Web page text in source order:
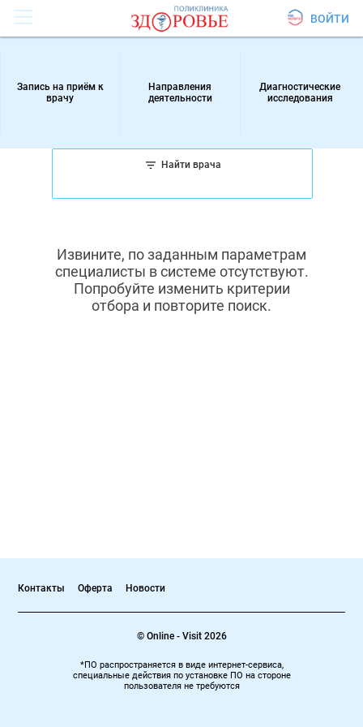
ВОЙТИ
Запись на приём к
врачу
Направления
деятельности
Диагностические
исследования
Найти врача
Извините, по заданным параметрам
специалисты в системе отсутствуют.
Попробуйте изменить критерии
отбора и повторите поиск.
Контакты Оферта Новости
© Online - Visit 2026
*ПО распространяется в виде интернет-сервиса,
специальные действия по установке ПО на стороне
пользователя не требуются